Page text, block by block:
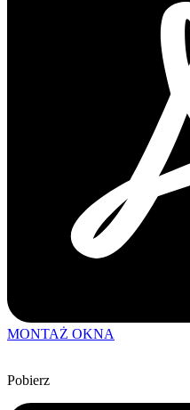
MONTAŻ OKNA
Pobierz